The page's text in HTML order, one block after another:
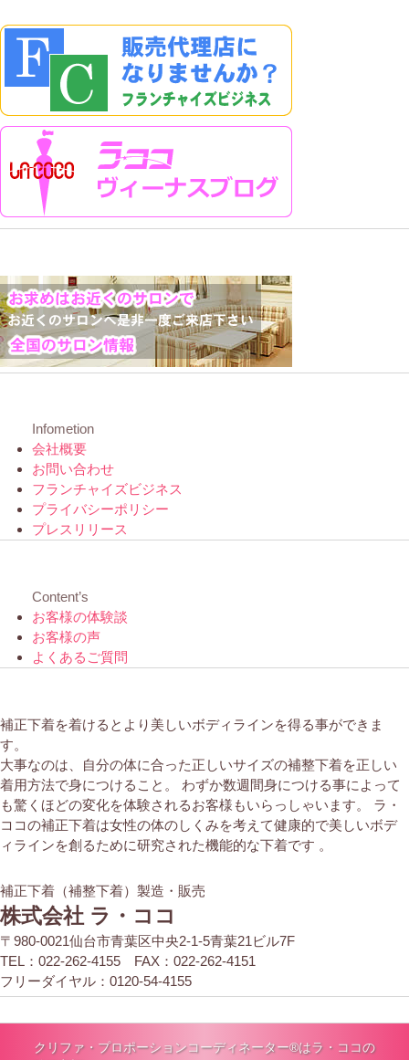
Infometion
会社概要
お問い合わせ
フランチャイズビジネス
プライバシーポリシー
プレスリリース
Content’s
お客様の体験談
お客様の声
よくあるご質問
補正下着を着けるとより美しいボディラインを得る事ができま
す。
大事なのは、自分の体に合った正しいサイズの補整下着を正しい
着用方法で身につけること。 わずか数週間身につける事によって
も驚くほどの変化を体験されるお客様もいらっしゃいます。 ラ・
ココの補正下着は女性の体のしくみを考えて健康的で美しいボデ
ィラインを創るために研究された機能的な下着です 。
補正下着（補整下着）製造・販売
株式会社 ラ・ココ
〒980-0021仙台市青葉区中央2-1-5青葉21ビル7F
TEL：022-262-4155 FAX：022-262-4151
フリーダイヤル：0120-54-4155
クリファ・プロポーションコーディネーター®はラ・ココの